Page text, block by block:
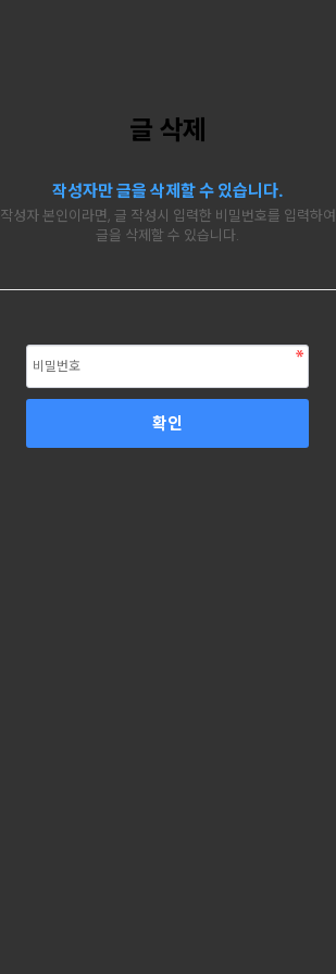
글 삭제
작성자만 글을 삭제할 수 있습니다.
작성자 본인이라면, 글 작성시 입력한 비밀번호를 입력하여
글을 삭제할 수 있습니다.